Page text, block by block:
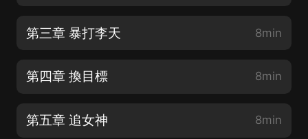
第三章 暴打李天 8min
第四章 換目標 8min
第五章 追女神 8min